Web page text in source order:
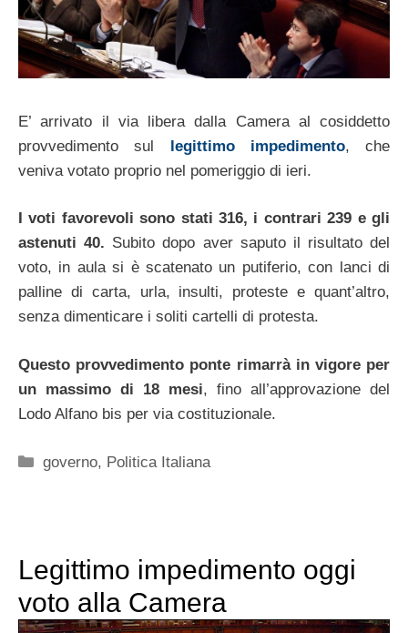
E’ arrivato il via libera dalla Camera al cosiddetto
provvedimento sul legittimo impedimento, che
veniva votato proprio nel pomeriggio di ieri.
I voti favorevoli sono stati 316, i contrari 239 e gli
astenuti 40. Subito dopo aver saputo il risultato del
voto, in aula si è scatenato un putiferio, con lanci di
palline di carta, urla, insulti, proteste e quant’altro,
senza dimenticare i soliti cartelli di protesta.
Questo provvedimento ponte rimarrà in vigore per
un massimo di 18 mesi, fino all’approvazione del
Lodo Alfano bis per via costituzionale.
Categorie
governo, Politica Italiana
Legittimo impedimento oggi
voto alla Camera